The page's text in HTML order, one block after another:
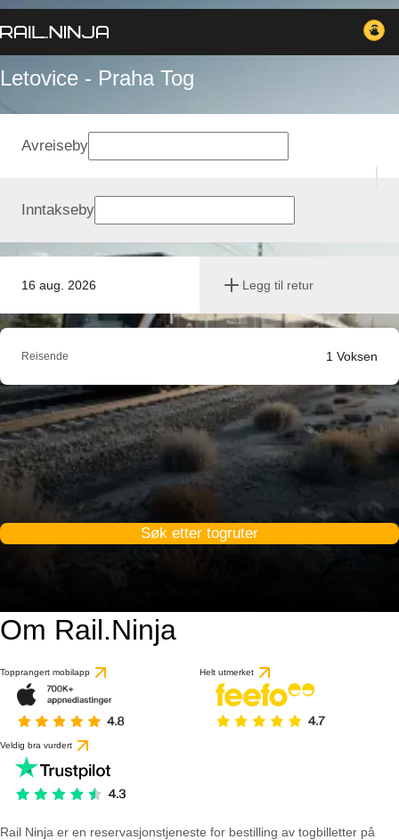
Letovice - Praha Tog
16 aug. 2026 Legg til retur
Avreiseby
Inntakseby
Reisende 1 Voksen
Søk etter togruter
Om Rail.Ninja
Topprangert mobilapp Helt utmerket
Veldig bra vurdert
Rail Ninja er en reservasjons­tjeneste for bestilling av togbilletter på